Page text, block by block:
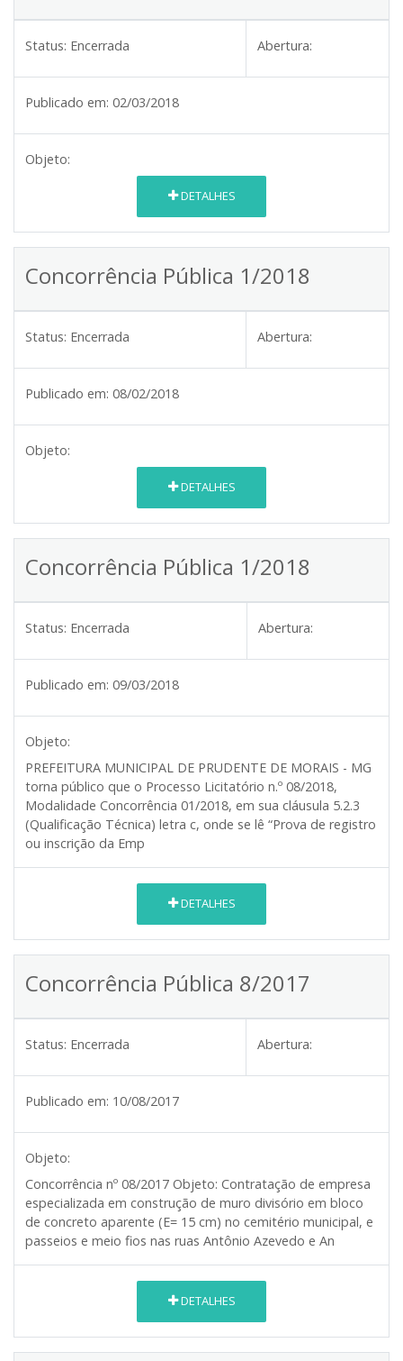
Status: Encerrada Abertura:
Publicado em: 02/03/2018
Objeto:
DETALHES
Concorrência Pública 1/2018
Status: Encerrada Abertura:
Publicado em: 08/02/2018
Objeto:
DETALHES
Concorrência Pública 1/2018
Status: Encerrada Abertura:
Publicado em: 09/03/2018
Objeto:
PREFEITURA MUNICIPAL DE PRUDENTE DE MORAIS - MG
torna público que o Processo Licitatório n.º 08/2018,
Modalidade Concorrência 01/2018, em sua cláusula 5.2.3
(Qualificação Técnica) letra c, onde se lê “Prova de registro
ou inscrição da Emp
DETALHES
Concorrência Pública 8/2017
Status: Encerrada Abertura:
Publicado em: 10/08/2017
Objeto:
Concorrência nº 08/2017 Objeto: Contratação de empresa
especializada em construção de muro divisório em bloco
de concreto aparente (E= 15 cm) no cemitério municipal, e
passeios e meio fios nas ruas Antônio Azevedo e An
DETALHES